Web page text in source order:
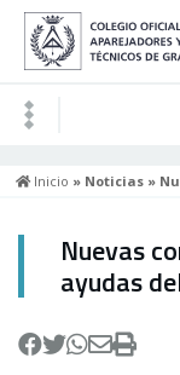
Inicio » Noticias»
Nuevas
ayudas